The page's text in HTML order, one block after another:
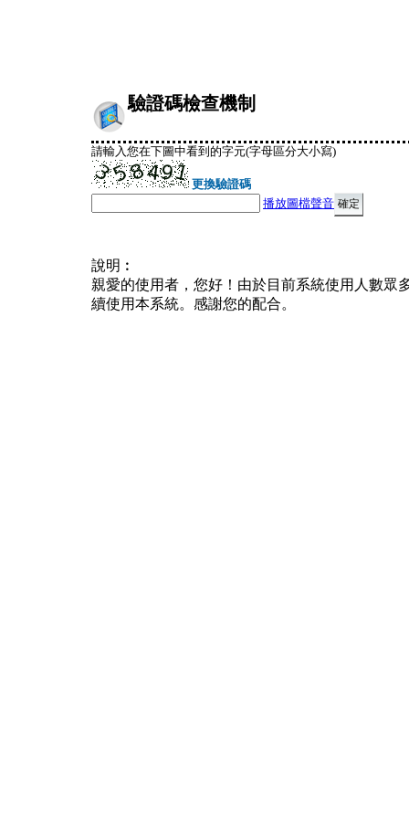
驗證碼檢查機制
請輸入您在下圖中看到的字元(字母區分大小寫)
更換驗證碼
播放圖檔聲音
說明︰
親愛的使用者，您好！由於目前系統使用人數眾
續使用本系統。感謝您的配合。